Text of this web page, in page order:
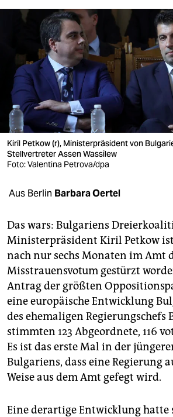
sport
nord
wahrheit
verlag
verlag
veranstaltungen
unterstützen
abo
genossenschaft
epaper login
Kiril Petkow (r), Ministerpräsident von
Stellvertreter Assen Wassilew
Foto: Valentina Petrova/dpa
Aus Berlin Barbara Oertel
Das wars: Bulgariens
Ministerpräsident Kiril Petkow
nach nur sechs Monaten im Amt
Misstrauensvotum gestürzt
Antrag der größten
eine europäische Entwicklung
des ehemaligen Regierungschefs
stimmten 123 Abgeordnete, 116
Es ist das erste Mal in der
Bulgariens, dass eine Regierung
Weise aus dem Amt gefegt wird.
Eine derartige Entwicklung hatte